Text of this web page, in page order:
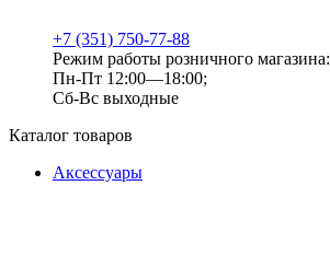
+7 (351) 750-77-88
Режим работы розничного магазина:
Пн-Пт 12:00—18:00;
Сб-Вс выходные
Каталог товаров
Аксессуары